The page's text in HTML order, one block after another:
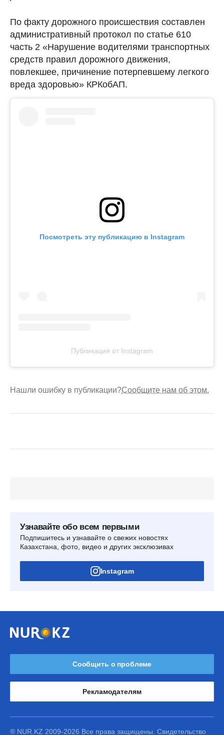
По факту дорожного происшествия составлен
административный протокол по статье 610
часть 2 «Нарушение водителями транспортных
средств правил дорожного движения,
повлекшее, причинение потерпевшему легкого
вреда здоровью» КРКобАП.
Посмотреть эту публикацию в Instagram
Публикация от Instagram
Нашли ошибку в публикации?Сообщите нам об этом.
Узнавайте обо всем первыми
Подпишитесь и узнавайте о свежих новостях
Казахстана, фото, видео и других эксклюзивах
Instagram
Сообщить о проблеме
Рекламодателям
® NUR.KZ 2009-2026 Все права защищены. Свидетельство